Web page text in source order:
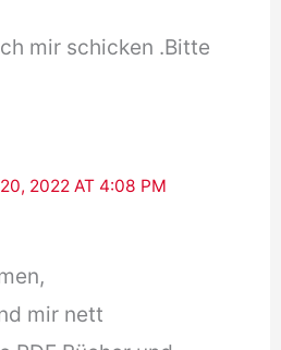
mir schicken .Bitte
20, 2022 AT 4:08 PM
mir nett